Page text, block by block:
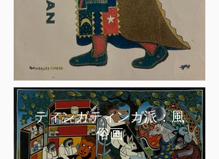
ティンガティンガ派：風
俗画